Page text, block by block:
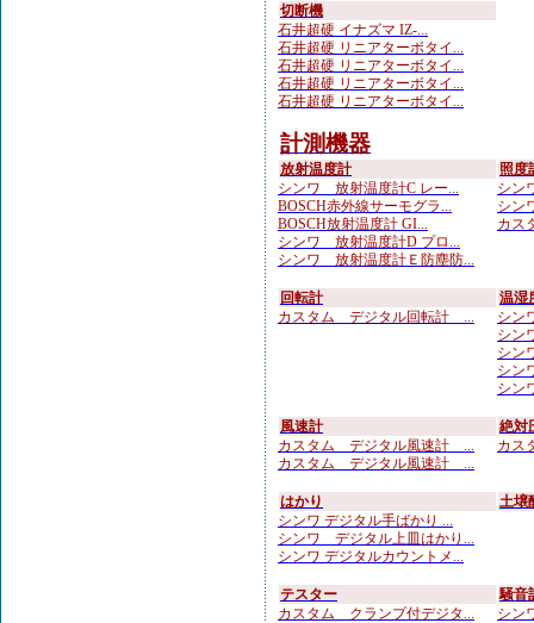
切断機
石井超硬 イナズマ IZ-...
石井超硬 リニアターボタイ...
石井超硬 リニアターボタイ...
石井超硬 リニアターボタイ...
石井超硬 リニアターボタイ...
計測機器
放射温度計
シンワ 放射温度計C レー...
BOSCH赤外線サーモグラ...
BOSCH放射温度計 GI...
シンワ 放射温度計D プロ...
シンワ 放射温度計Ｅ防塵防...
照度
シン
シン
カス
回転計
カスタム デジタル回転計 ...
温湿
シン
シン
シン
シン
シン
風速計
カスタム デジタル風速計 ...
カスタム デジタル風速計 ...
絶対
カス
はかり
シンワ デジタル手ばかり ...
シンワ デジタル上皿はかり...
シンワ デジタルカウントメ...
土壌
テスター
カスタム クランプ付デジタ...
騒音
シン